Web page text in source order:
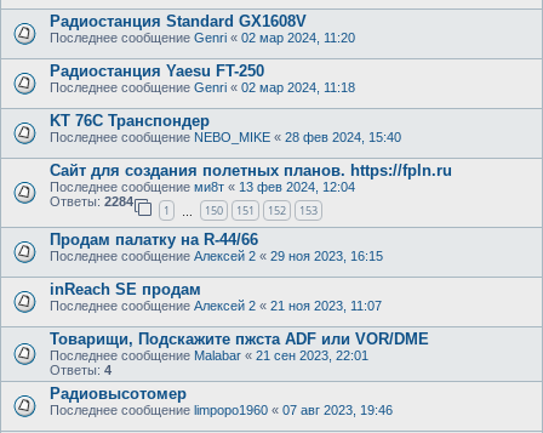
Радиостанция Standard GX1608V
Последнее сообщение Genri « 02 мар 2024, 11:20
Радиостанция Yaesu FT-250
Последнее сообщение Genri « 02 мар 2024, 11:18
KT 76C Транспондер
Последнее сообщение NEBO_MIKE « 28 фев 2024, 15:40
Сайт для создания полетных планов. https://fpln.ru
Последнее сообщение ми8т « 13 фев 2024, 12:04
Ответы: 2284
1 150 151 152 153
Продам палатку на R-44/66
Последнее сообщение Алексей 2 « 29 ноя 2023, 16:15
inReach SE продам
Последнее сообщение Алексей 2 « 21 ноя 2023, 11:07
Товарищи, Подскажите пжста ADF или VOR/DME
Последнее сообщение Malabar « 21 сен 2023, 22:01
Ответы: 4
Радиовысотомер
Последнее сообщение limpopo1960 « 07 авг 2023, 19:46